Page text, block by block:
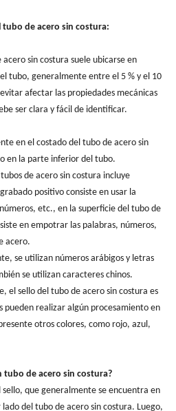
tubo de acero sin costura:
acero sin costura suele ubicarse en
tubo, generalmente entre el 5 % y el 10
afectar las propiedades mecánicas
ser clara y fácil de identificar.
en el costado del tubo de acero sin
en la parte inferior del tubo.
de acero sin costura incluye
positivo consiste en usar la
etc., en la superficie del tubo de
en empotrar las palabras, números,
acero.
se utilizan números arábigos y letras
se utilizan caracteres chinos.
el sello del tubo de acero sin costura es
pueden realizar algún procesamiento en
otros colores, como rojo, azul,
tubo de acero sin costura?
sello, que generalmente se encuentra en
del tubo de acero sin costura. Luego,